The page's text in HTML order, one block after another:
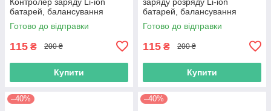
батарей, балансування
Готово до відправки
115 ₴ 200 ₴
Купити
батарей, балансування
Готово до відправки
115 ₴ 200 ₴
Купити
–40% –40%